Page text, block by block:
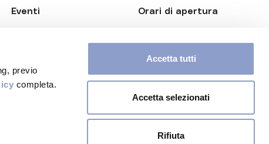
previo
completa.
Accetta tutti
Accetta selezionati
Rifiuta
Eventi
Newsletter
Orari di apertura